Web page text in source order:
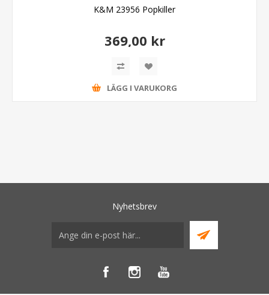
K&M 23956 Popkiller
369,00 kr
LÄGG I VARUKORG
Nyhetsbrev